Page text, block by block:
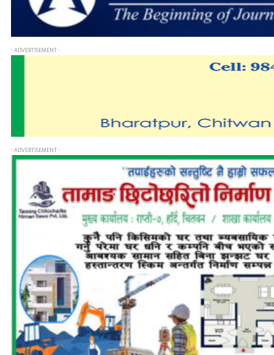
- ADVERTISEMENT -
- ADVERTISEMENT -